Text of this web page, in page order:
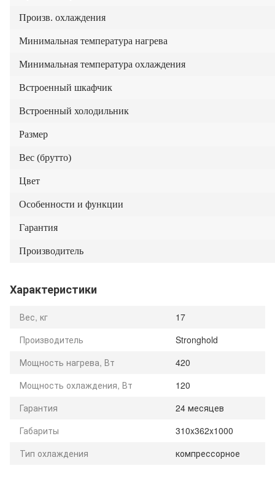
Произв. охлаждения
Минимальная температура нагрева
Минимальная температура охлаждения
Встроенный шкафчик
Встроенный холодильник
Размер
Вес (брутто)
Цвет
Особенности и функции
Гарантия
Производитель
Характеристики
Вес, кг
17
Производитель
Stronghold
Мощность нагрева, Вт
420
Мощность охлаждения, Вт
120
Гарантия
24 месяцев
Габариты
310x362x1000
Тип охлаждения
компрессорное